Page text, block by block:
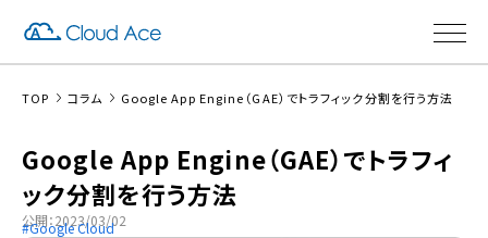
TOP コラム Google App Engine（GAE）でトラフィック分割を行う方法
Google App Engine（GAE）でトラフィ
ック分割を行う方法
公開：2023/03/02
Google Cloud